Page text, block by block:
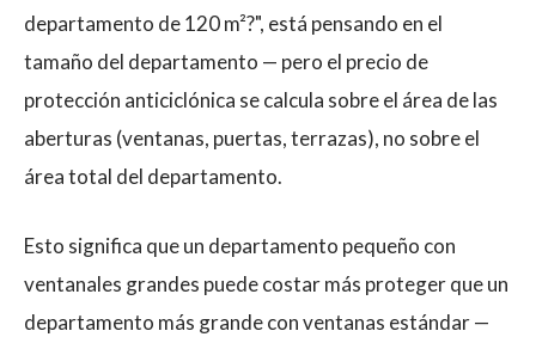
departamento de 120 m²?", está pensando en el
tamaño del departamento — pero el precio de
protección anticiclónica se calcula sobre el área de las
aberturas (ventanas, puertas, terrazas), no sobre el
área total del departamento.
Esto significa que un departamento pequeño con
ventanales grandes puede costar más proteger que un
departamento más grande con ventanas estándar —